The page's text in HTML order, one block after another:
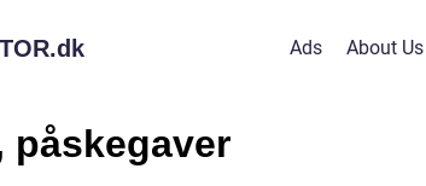
dk Ads About Us
påskegaver